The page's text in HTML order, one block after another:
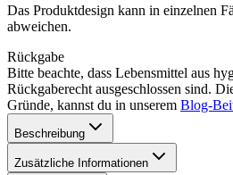
Das Produktdesign kann in einzelnen
abweichen.
Rückgabe
Bitte beachte, dass Lebensmittel aus
Rückgaberecht ausgeschlossen sind.
Gründe, kannst du in unserem Blog-
Beschreibung
Zusätzliche Informationen